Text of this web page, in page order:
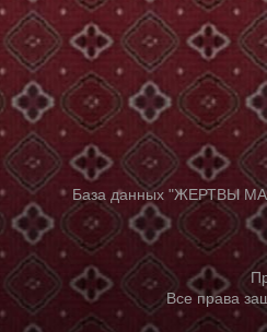
База данных "ЖЕРТВЫ
Все права